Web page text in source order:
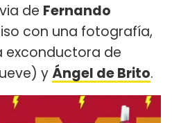
de Fernando
con una fotografía,
exconductora de
yÁngel de Brito.